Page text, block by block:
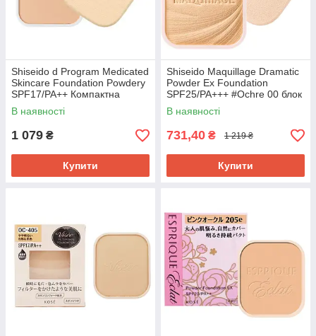
Shiseido d Program Medicated
Skincare Foundation Powdery
SPF17/PA++ Компактна
пудра, PO10, рефіл 10,5 г
В наявності
1 079 ₴
Купити
Shiseido Maquillage Dramatic
Powder Ex Foundation
SPF25/PA+++ #Ochre 00 блок
компактної пудри 9,3 г
В наявності
731,40 ₴ 1 219 ₴
Купити